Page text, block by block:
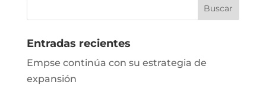
Entradas recientes
Empse continúa con su estrategia de
expansión